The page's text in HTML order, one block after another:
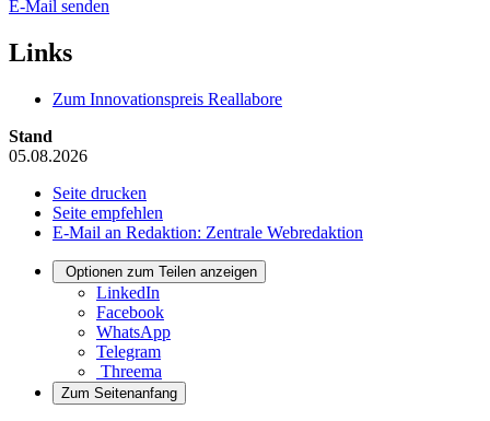
E-Mail senden
Links
Zum Innovationspreis Reallabore
Stand
05.08.2026
Seite drucken
Seite empfehlen
E-Mail an Redaktion: Zentrale Webredaktion
Optionen zum Teilen anzeigen
LinkedIn
Facebook
WhatsApp
Telegram
Threema
Zum Seitenanfang